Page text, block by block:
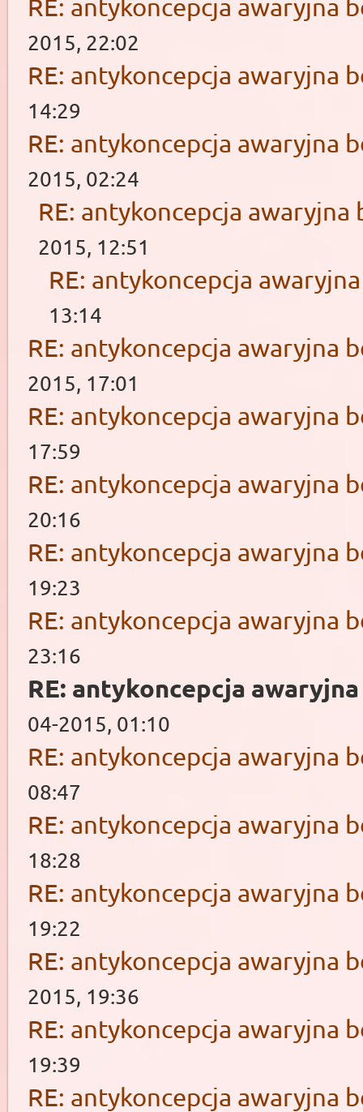
RE: antykoncepcja awaryjna
2015, 22:02
RE: antykoncepcja awaryjna
14:29
RE: antykoncepcja awaryjna
2015, 02:24
RE: antykoncepcja awaryjna
2015, 12:51
RE: antykoncepcja
13:14
RE: antykoncepcja awaryjna
2015, 17:01
RE: antykoncepcja awaryjna
17:59
RE: antykoncepcja awaryjna
20:16
RE: antykoncepcja awaryjna
19:23
RE: antykoncepcja awaryjna
23:16
RE: antykoncepcja
04-2015, 01:10
RE: antykoncepcja awaryjna
08:47
RE: antykoncepcja awaryjna
18:28
RE: antykoncepcja awaryjna
19:22
RE: antykoncepcja awaryjna
2015, 19:36
RE: antykoncepcja awaryjna
19:39
RE: antykoncepcja awaryjna